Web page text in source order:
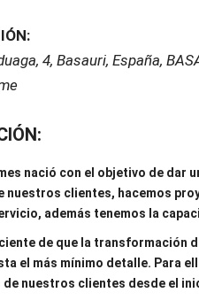
4, Basauri, España,
nació con el objetivo de dar
nuestros clientes, hacemos
además tenemos la
de que la transformación
el más mínimo detalle. Para
de nuestros clientes desde el